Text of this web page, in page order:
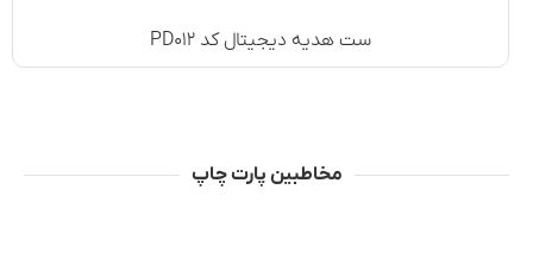
ست هدیه دیجیتال کد PD۰۱۲
مخاطبین پارت چاپ